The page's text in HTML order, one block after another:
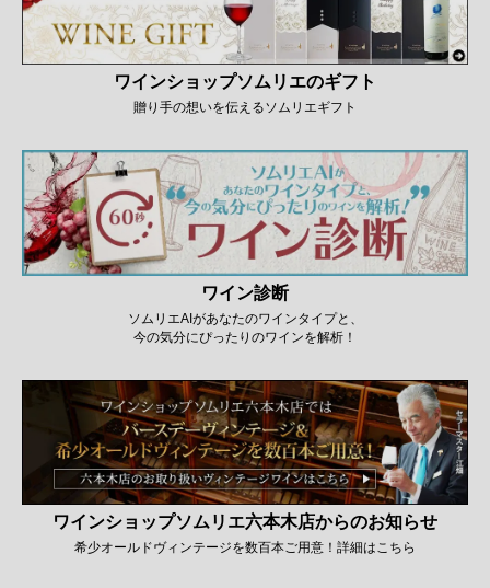
ワインショップソムリエのギフト
贈り手の想いを伝えるソムリエギフト
ワイン診断
ソムリエAIがあなたのワインタイプと、
今の気分にぴったりのワインを解析！
ワインショップソムリエ六本木店からのお知らせ
希少オールドヴィンテージを数百本ご用意！詳細はこちら